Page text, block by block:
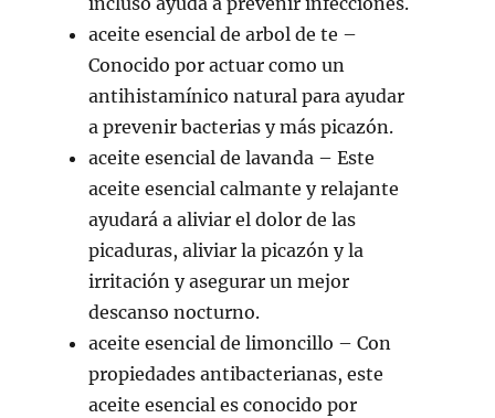
aceite esencial de arbol de te –
Conocido por actuar como un
antihistamínico natural para ayudar
a prevenir bacterias y más picazón.
aceite esencial de lavanda – Este
aceite esencial calmante y relajante
ayudará a aliviar el dolor de las
picaduras, aliviar la picazón y la
irritación y asegurar un mejor
descanso nocturno.
aceite esencial de limoncillo – Con
propiedades antibacterianas, este
aceite esencial es conocido por